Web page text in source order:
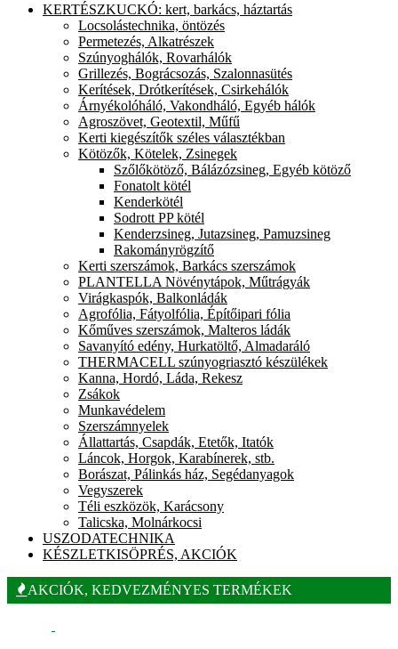
KERTÉSZKUCKÓ: kert, barkács, háztartás
Locsolástechnika, öntözés
Permetezés, Alkatrészek
Szúnyoghálók, Rovarhálók
Grillezés, Bográcsozás, Szalonnasütés
Kerítések, Drótkerítések, Csirkehálók
Árnyékolóháló, Vakondháló, Egyéb hálók
Agroszövet, Geotextil, Műfű
Kerti kiegészítők széles választékban
Kötözők, Kötelek, Zsinegek
Szőlőkötöző, Bálázózsineg, Egyéb kötöző
Fonatolt kötél
Kenderkötél
Sodrott PP kötél
Kenderzsineg, Jutazsineg, Pamuzsineg
Rakományrögzítő
Kerti szerszámok, Barkács szerszámok
PLANTELLA Növénytápok, Műtrágyák
Virágkaspók, Balkonládák
Agrofólia, Fátyolfólia, Építőipari fólia
Kőműves szerszámok, Malteros ládák
Savanyító edény, Hurkatöltő, Almadaráló
THERMACELL szúnyogriasztó készülékek
Kanna, Hordó, Láda, Rekesz
Zsákok
Munkavédelem
Szerszámnyelek
Állattartás, Csapdák, Etetők, Itatók
Láncok, Horgok, Karabínerek, stb.
Borászat, Pálinkás ház, Segédanyagok
Vegyszerek
Téli eszközök, Karácsony
Talicska, Molnárkocsi
USZODATECHNIKA
KÉSZLETKISÖPRÉS, AKCIÓK
AKCIÓK, KEDVEZMÉNYES TERMÉKEK